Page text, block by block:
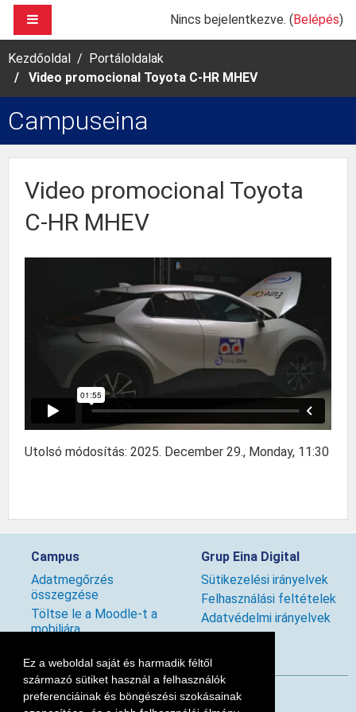
Ez a weboldal saját és harmadik féltől
származó sütiket használ a felhasználók
preferenciáinak és böngészési szokásainak
Tovább a fő tartalomhoz
Nincs bejelentkezve. (Belépés)
Kezdőoldal
Portáloldalak
Video promocional Toyota C-HR MHEV
Campuseina
Video promocional Toyota
C-HR MHEV
Utolsó módosítás: 2025. December 29., Monday, 11:30
Campus
Adatmegőrzés
összegzése
Töltse le a Moodle-t a
mobiljára
Grup Eina Digital
Sütikezelési irányelvek
Felhasználási feltételek
Adatvédelmi irányelvek
Kövess minket